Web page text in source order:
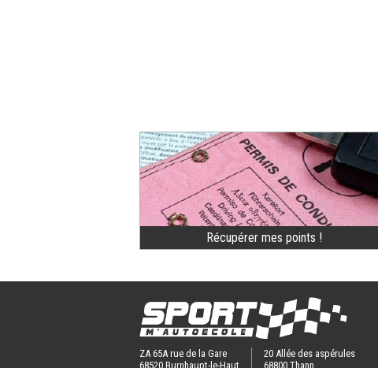
Récupérer mes points !
ZA 65A rue de la Gare
68520 Burnhaupt-le-Haut
20 Allée des aspérules
68800 Thann